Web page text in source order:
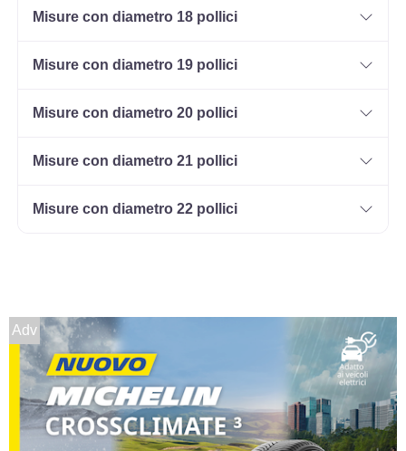
205/55 R16 94V M+S EV
FR
Disponibile
205/60 R16 92H M+S EV
Disponibile
Misure con diametro 18 pollici
Misure con diametro 19 pollici
Misure con diametro 20 pollici
Misure con diametro 21 pollici
Misure con diametro 22 pollici
Adv